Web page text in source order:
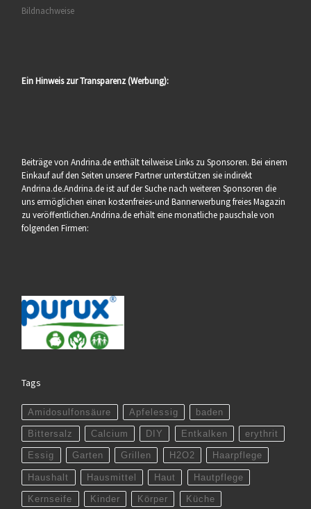
Bildnachweise
Ein Hinweis zur Transparenz (Werbung):
Beiträge von Andrina.de enthält teilweise Links zu Sponsoren. Bei einem
Einkauf auf den Seiten unserer Partner unterstützen sie indirekt
Andrina.de.Andrina.de ist auf der Suche nach weiteren Sponsoren die
uns ermöglichen einen kostenfreies-und Bannerwerbung freies Magazin
zu veröffentlichen.Andrina.de erhält eine monatliche pauschale von
folgenden Firmen:
Tags
Amidosulfonsäure Apfelessig baden
Bittersalz Calcium DIY Entkalken erythrit
Essig Garten Grillen H2O2 Haarpflege
Haushalt Hausmittel Haut Hautpflege
Kernseife Kinder Körper Küche